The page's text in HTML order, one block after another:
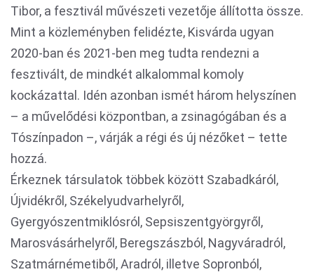
Tibor, a fesztivál művészeti vezetője állította össze.
Mint a közleményben felidézte, Kisvárda ugyan
2020-ban és 2021-ben meg tudta rendezni a
fesztivált, de mindkét alkalommal komoly
kockázattal. Idén azonban ismét három helyszínen
– a művelődési központban, a zsinagógában és a
Tószínpadon –, várják a régi és új nézőket – tette
hozzá.
Érkeznek társulatok többek között Szabadkáról,
Újvidékről, Székelyudvarhelyről,
Gyergyószentmiklósról, Sepsiszentgyörgyről,
Marosvásárhelyről, Beregszászból, Nagyváradról,
Szatmárnémetiből, Aradról, illetve Sopronból,